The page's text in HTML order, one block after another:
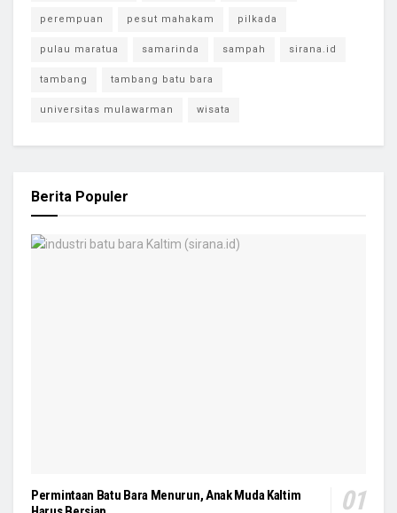
perempuan pesut mahakam pilkada
pulau maratua samarinda sampah sirana.id
tambang tambang batu bara
universitas mulawarman wisata
Berita Populer
Permintaan Batu Bara Menurun, Anak Muda Kaltim